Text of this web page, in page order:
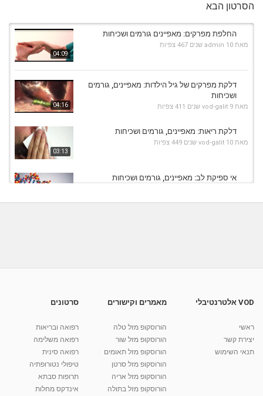
הסרטון הבא
04:09
החלפת מפרקים: מאפיינים גורמים ושכיחות
מאת admin 10 שנים 467 צפיות
04:16
דלקת מפרקים של גיל הילדות: מאפיינים, גורמים
ושכיחות
מאת vod-galit 9 שנים 411 צפיות
03:13
דלקת ריאות: מאפיינים, גורמים ושכיחות
מאת vod-galit 10 שנים 449 צפיות
אי ספיקת לב: מאפיינים, גורמים ושכיחות
מאת
10:17
קרין גורן - העוגה המתגלצ’ת ללא קמח
38.5k צפיות
VOD אלטרנטיבלי
ראשי
יצירת קשר
תנאי השימוש
מאמרים וקישורים
הורוסקופ מזל טלה
הורוסקופ מזל שור
הורוסקופ מזל תאומים
הורוסקופ מזל סרטן
הורוסקופ מזל אריה
הורוסקופ מזל בתולה
סרטונים
רפואה ובריאות
רפואה משלימה
רפואה סינית
טיפולי נטורופתיה
תרופות סבתא
אינדקס מחלות